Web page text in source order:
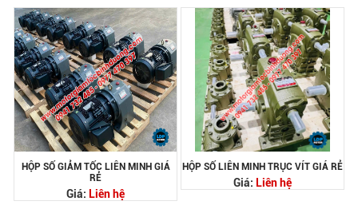
HỘP SỐ GIẢM TỐC LIÊN MINH GIÁ
RẺ
Giá: Liên hệ
HỘP SỐ LIÊN MINH TRỤC VÍT GIÁ RẺ
Giá: Liên hệ